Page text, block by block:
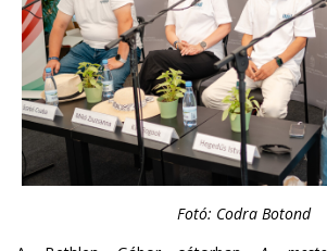
Fotó: Codra Botond